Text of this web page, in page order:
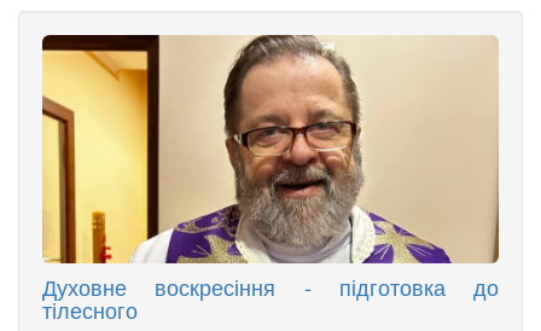
Духовне воскресіння - підготовка до
тілесного